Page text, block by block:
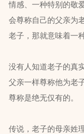
情感、一种特别的敬
会尊称自己的父亲为
老子，那就意味着一
没有人知道老子的真
父亲一样尊称他为老
尊称是绝无仅有的。
传说，老子的母亲姓